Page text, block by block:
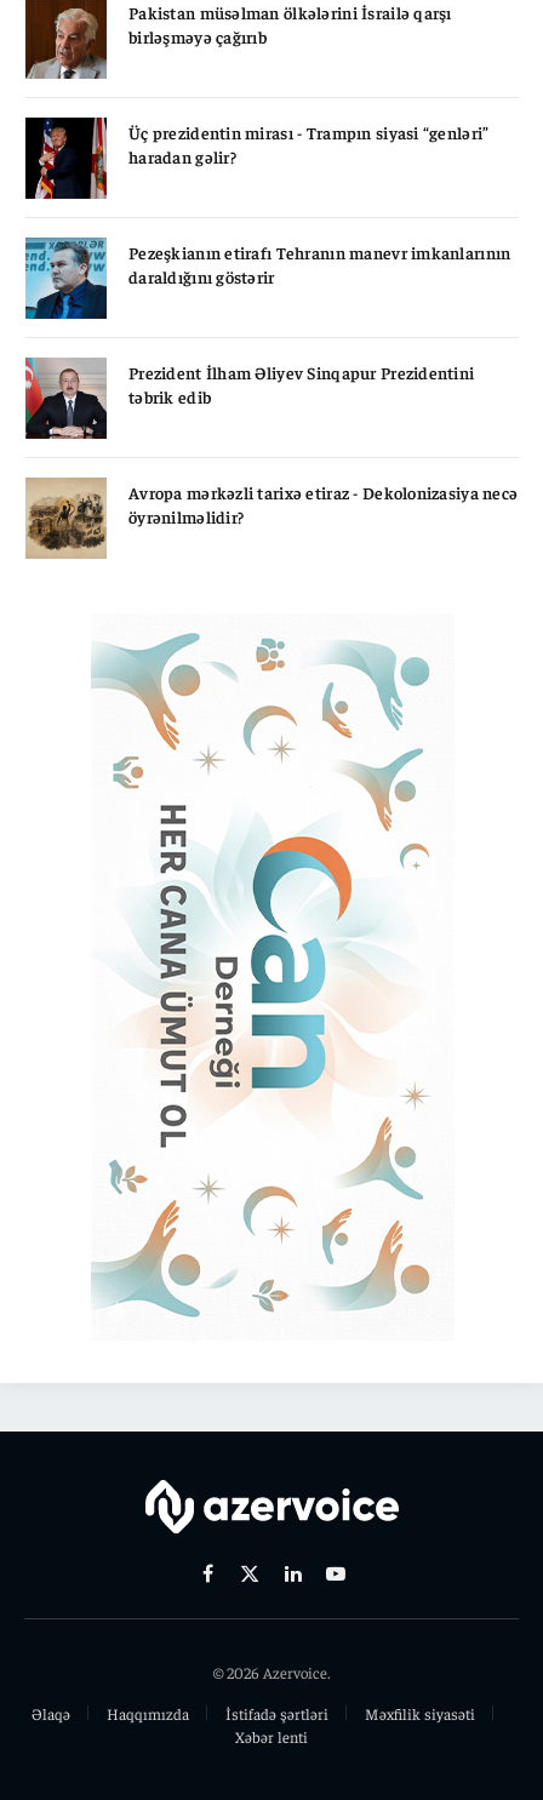
Pakistan müsəlman ölkələrini İsrailə qarşı
birləşməyə çağırıb
Üç prezidentin mirası - Trampın siyasi “genləri”
haradan gəlir?
Pezeşkianın etirafı Tehranın manevr imkanlarının
daraldığını göstərir
Prezident İlham Əliyev Sinqapur Prezidentini
təbrik edib
Avropa mərkəzli tarixə etiraz - Dekolonizasiya necə
öyrənilməlidir?
Facebook
X
LinkedinYoutube
© 2026 Azervoice.
Əlaqə
Haqqımızda İstifadə şərtləri
Məxfilik siyasəti
Xəbər lenti